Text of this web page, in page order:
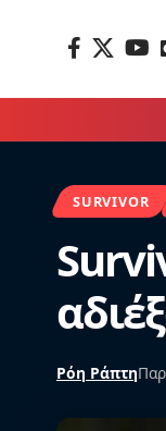
SURVIVOR
Ρόη Ράπτη